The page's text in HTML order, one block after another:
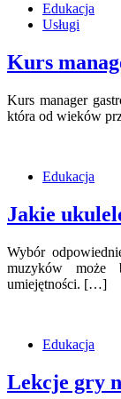
Edukacja
Usługi
Kurs
Kurs manager
która od wieków
Edukacja
Jakie
Wybór
muzyków może
umiejętności. […]
Edukacja
Lekcje gry